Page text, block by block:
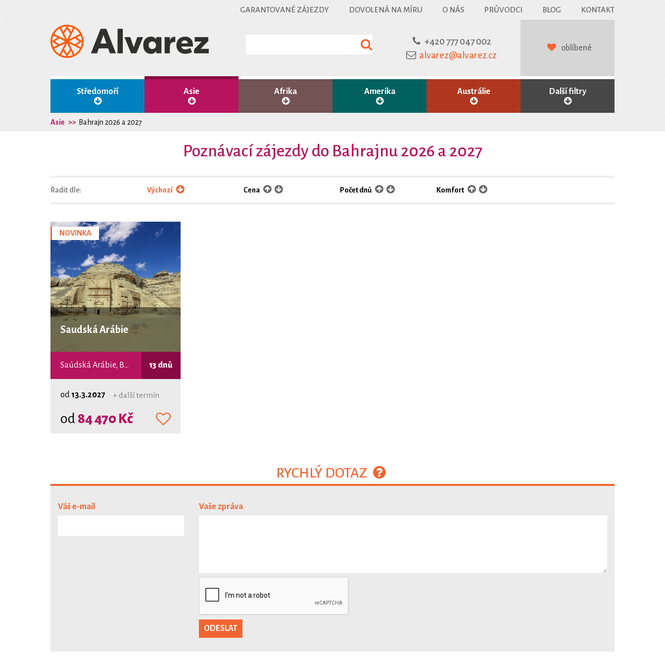
GARANTOVANÉ ZÁJEZDY DOVOLENÁ NA MÍRU O NÁS PRŮVODCI BLOG KONTAKT
+420 777 047 002
alvarez@alvarez.cz
oblíbené
Středomoří Asie Afrika Amerika Austrálie Další filtry
Asie Bahrajn 2026 a 2027
Poznávací zájezdy do Bahrajnu 2026 a 2027
Řadit dle: Výchozí Cena Počet dnů Komfort
NOVINKA
Saudská Arábie
Saúdská Arábie, Bahrajn 13 dnů
od 13.3.2027 + další termín
od 84 470 Kč
RYCHLÝ DOTAZ
Váš e-mail Vaše zpráva